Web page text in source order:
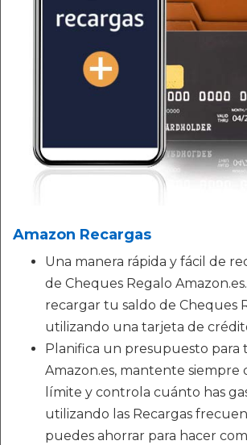
Amazon Recargas
Una manera rápida y fácil de
de Cheques Regalo
recargar tu saldo de Cheques
utilizando una tarjeta de
Planifica un presupuesto para
Amazon.es, mantente siempre
límite y controla cuánto has
utilizando las Recargas
puedes ahorrar para hacer